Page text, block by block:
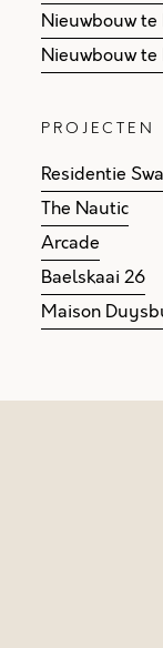
Nieuwbouw
Nieuwbouw
PROJECTEN
Residentie
The Nautic
Arcade
Baelskaai 26
Maison